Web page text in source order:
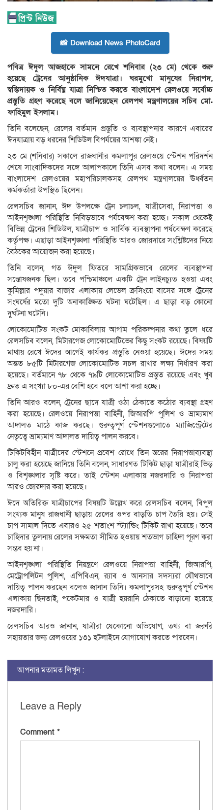
📸 Download News PhotoCard
পবিত্র ঈদুল আজহাকে সামনে রেখে শনিবার (২৩ মে) থেকে শুরু
হয়েছে ট্রেনের আনুষ্ঠানিক ঈদযাত্রা। ঘরমুখো মানুষের নিরাপদ,
স্বস্তিদায়ক ও নির্বিঘ্ন যাত্রা নিশ্চিত করতে বাংলাদেশ রেলওয়ে সর্বোচ্চ
প্রস্তুতি গ্রহণ করেছে বলে জানিয়েছেন রেলপথ মন্ত্রণালয়ের সচিব মো.
ফাহিমুল ইসলাম।
তিনি বলেছেন, রেলের বর্তমান প্রস্তুতি ও ব্যবস্থাপনার কারণে এবারের
ঈদযাত্রায় বড় ধরনের শিডিউল বিপর্যয়ের আশঙ্কা নেই।
২৩ মে (শনিবার) সকালে রাজধানীর কমলাপুর রেলওয়ে স্টেশন পরিদর্শন
শেষে সাংবাদিকদের সঙ্গে আলাপকালে তিনি এসব কথা বলেন। এ সময়
বাংলাদেশ রেলওয়ের মহাপরিচালকসহ রেলপথ মন্ত্রণালয়ের ঊর্ধ্বতন
কর্মকর্তারা উপস্থিত ছিলেন।
রেলসচিব জানান, ঈদ উপলক্ষে ট্রেন চলাচল, যাত্রীসেবা, নিরাপত্তা ও
আইনশৃঙ্খলা পরিস্থিতি নিবিড়ভাবে পর্যবেক্ষণ করা হচ্ছে। সকাল থেকেই
বিভিন্ন ট্রেনের শিডিউল, যাত্রীচাপ ও সার্বিক ব্যবস্থাপনা পর্যবেক্ষণ করেছে
কর্তৃপক্ষ। এছাড়া আইনশৃঙ্খলা পরিস্থিতি আরও জোরদারে সংশ্লিষ্টদের নিয়ে
বৈঠকের আয়োজন করা হয়েছে।
তিনি বলেন, গত ঈদুল ফিতরে সামগ্রিকভাবে রেলের ব্যবস্থাপনা
সন্তোষজনক ছিল। তবে পশ্চিমাঞ্চলে একটি ট্রেন লাইনচ্যুত হওয়া এবং
কুমিল্লার পদুয়ার বাজার এলাকায় লেভেল ক্রসিংয়ে বাসের সঙ্গে ট্রেনের
সংঘর্ষের মতো দুটি অনাকাঙ্ক্ষিত ঘটনা ঘটেছিল। এ ছাড়া বড় কোনো
দুর্ঘটনা ঘটেনি।
লোকোমোটিভ সংকট মোকাবিলায় আগাম পরিকল্পনার কথা তুলে ধরে
রেলসচিব বলেন, মিটারগেজ লোকোমোটিভের কিছু সংকট রয়েছে। বিষয়টি
মাথায় রেখে ঈদের আগেই কার্যকর প্রস্তুতি নেওয়া হয়েছে। ঈদের সময়
অন্তত ৮৫টি মিটারগেজ লোকোমোটিভ সচল রাখার লক্ষ্য নির্ধারণ করা
হয়েছে। বর্তমানে ৭৮ থেকে ৭৯টি লোকোমোটিভ প্রস্তুত রয়েছে এবং খুব
দ্রুত এ সংখ্যা ৮০-এর বেশি হবে বলে আশা করা হচ্ছে।
তিনি আরও বলেন, ট্রেনের ছাদে যাত্রী ওঠা ঠেকাতে কঠোর ব্যবস্থা গ্রহণ
করা হয়েছে। রেলওয়ে নিরাপত্তা বাহিনী, জিআরপি পুলিশ ও ভ্রাম্যমাণ
আদালত মাঠে কাজ করছে। গুরুত্বপূর্ণ স্টেশনগুলোতে ম্যাজিস্ট্রেটের
নেতৃত্বে ভ্রাম্যমাণ আদালত দায়িত্ব পালন করবে।
টিকিটবিহীন যাত্রীদের স্টেশনে প্রবেশ রোধে তিন স্তরের নিরাপত্তাব্যবস্থা
চালু করা হয়েছে জানিয়ে তিনি বলেন, সাধারণত টিকিট ছাড়া যাত্রীরাই ভিড়
ও বিশৃঙ্খলার সৃষ্টি করে। তাই স্টেশন এলাকায় নজরদারি ও নিরাপত্তা
আরও জোরদার করা হয়েছে।
ঈদে অতিরিক্ত যাত্রীচাপের বিষয়টি উল্লেখ করে রেলসচিব বলেন, বিপুল
সংখ্যক মানুষ রাজধানী ছাড়ায় রেলের ওপর বাড়তি চাপ তৈরি হয়। সেই
চাপ সামাল দিতে এবারও ২৫ শতাংশ স্ট্যান্ডিং টিকিট রাখা হয়েছে। তবে
চাহিদার তুলনায় রেলের সক্ষমতা সীমিত হওয়ায় শতভাগ চাহিদা পূরণ করা
সম্ভব হয় না।
আইনশৃঙ্খলা পরিস্থিতি নিয়ন্ত্রণে রেলওয়ে নিরাপত্তা বাহিনী, জিআরপি,
মেট্রোপলিটন পুলিশ, এপিবিএন, র‌্যাব ও আনসার সদস্যরা যৌথভাবে
দায়িত্ব পালন করছেন বলেও জানান তিনি। কমলাপুরসহ গুরুত্বপূর্ণ স্টেশন
এলাকায় ছিনতাই, পকেটমার ও যাত্রী হয়রানি ঠেকাতে বাড়ানো হয়েছে
নজরদারি।
রেলসচিব আরও জানান, যাত্রীরা যেকোনো অভিযোগ, তথ্য বা জরুরি
সহায়তার জন্য রেলওয়ের ১৩১ হটলাইনে যোগাযোগ করতে পারবেন।
আপনার মতামত লিখুন :
Leave a Reply
Comment *